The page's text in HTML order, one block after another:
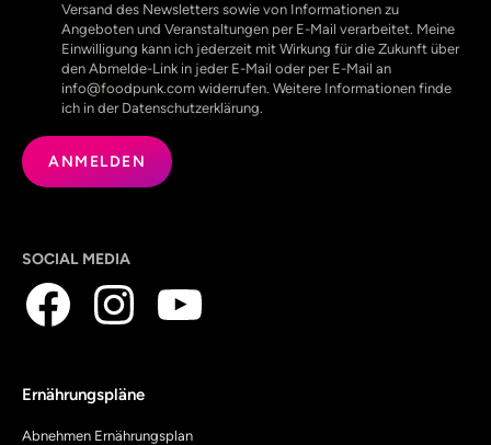
Versand des Newsletters sowie von Informationen zu
Angeboten und Veranstaltungen per E-Mail verarbeitet. Meine
Einwilligung kann ich jederzeit mit Wirkung für die Zukunft über
den Abmelde-Link in jeder E-Mail oder per E-Mail an
info@foodpunk.com widerrufen. Weitere Informationen finde
ich in der Datenschutzerklärung.
SOCIAL MEDIA
Ernährungspläne
Abnehmen Ernährungsplan